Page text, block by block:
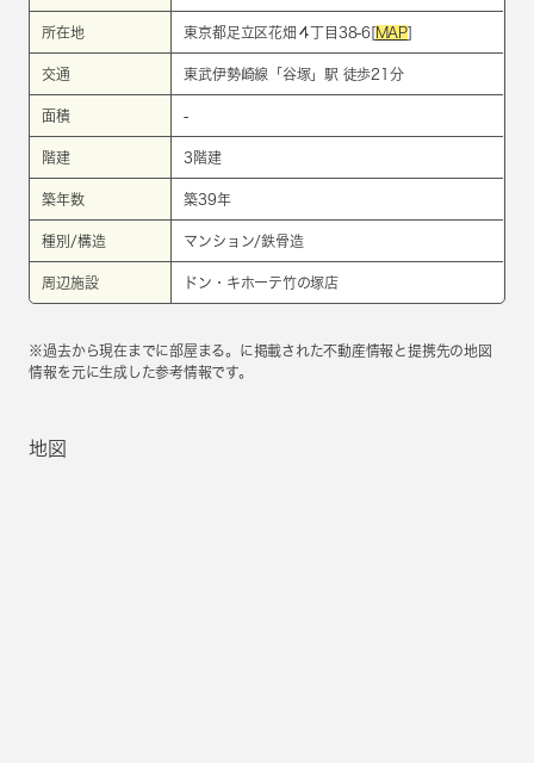
所在地 東京都足立区花畑４丁目38-6[MAP]
交通 東武伊勢崎線 「 谷塚」駅 徒歩21分
面積 -
階建 3階建
築年数 築39年
種別/構造 マンション/鉄骨造
周辺施設 ドン・キホーテ竹の塚店
※過去から現在までに部屋まる。に掲載された不動産情報と提携先の地図
情報を元に生成した参考情報です。
地図